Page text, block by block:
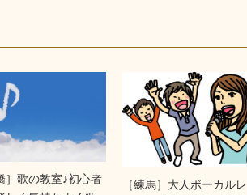
］歌の教室♪初心者
［練馬］大人ボーカルレ